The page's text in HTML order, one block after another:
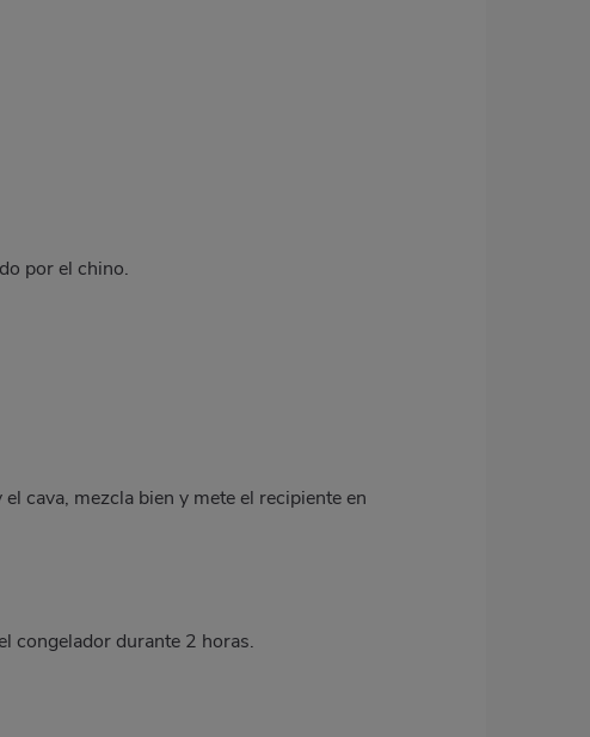
por el chino.
cava, mezcla bien y mete el recipiente en
congelador durante 2 horas.